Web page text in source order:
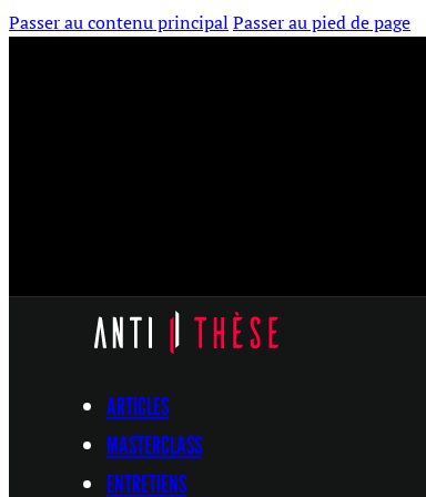
Passer au contenu principal Passer au pied de page
ARTICLES
MASTERCLASS
ENTRETIENS